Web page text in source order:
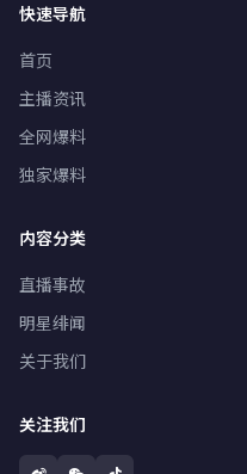
快速导航
首页
主播资讯
全网爆料
独家爆料
内容分类
直播事故
明星绯闻
关于我们
关注我们